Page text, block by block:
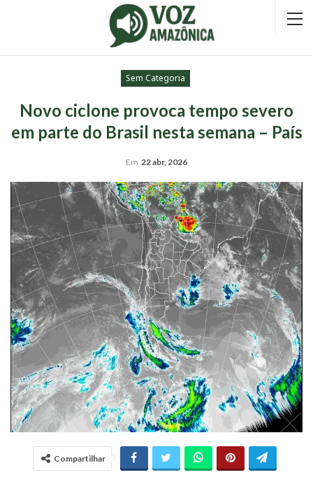
Sem Categoria
Novo ciclone provoca tempo severo
em parte do Brasil nesta semana – País
Em 22 abr, 2026
Compartilhar